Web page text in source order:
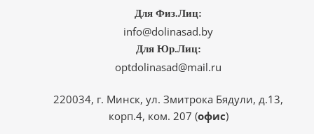
Для Физ.Лиц:
info@dolinasad.by
Для Юр.Лиц:
optdolinasad@mail.ru
220034, г. Минск, ул. Змитрока Бядули, д.13,
корп.4, ком. 207 (офис)